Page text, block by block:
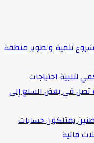
تنمية وتطوير منطقة
لتلبية احتياجات
تصل في بعض السلع إلى
من المواطنين يمتلكون حسابات
مالية